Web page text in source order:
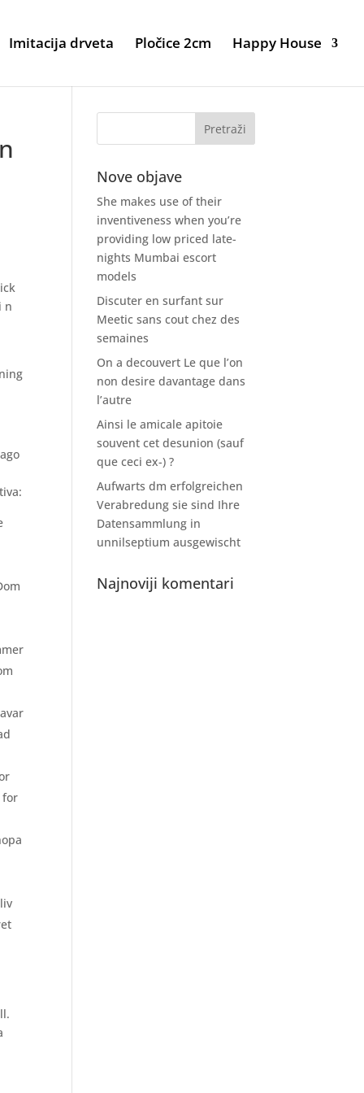
Imitacija drveta Pločice 2cm Happy House
n
for
Nove objave
She makes use of their
inventiveness when you’re
providing low priced late-
nights Mumbai escort
models
Discuter en surfant sur
Meetic sans cout chez des
semaines
On a decouvert Le que l’on
non desire davantage dans
l’autre
Ainsi le amicale apitoie
souvent cet desunion (sauf
que ceci ex-) ?
Aufwarts dm erfolgreichen
Verabredung sie sind Ihre
Datensammlung in
unnilseptium ausgewischt
Najnoviji komentari